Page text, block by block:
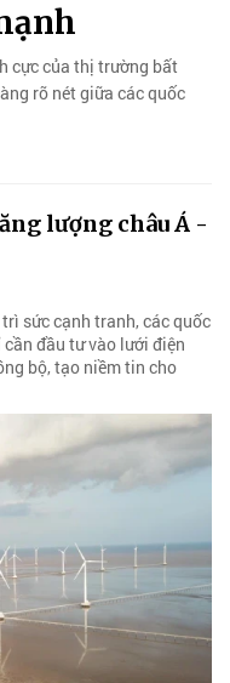
cực của thị trường bất
rõ nét giữa các quốc
lượng châu Á -
sức cạnh tranh, các quốc
đầu tư vào lưới điện
bộ, tạo niềm tin cho